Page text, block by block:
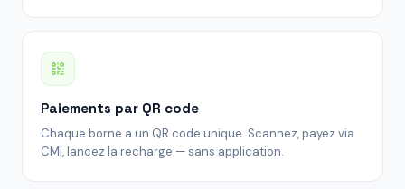
Paiements par QR code
Chaque borne a un QR code unique. Scannez, payez via
CMI, lancez la recharge — sans application.